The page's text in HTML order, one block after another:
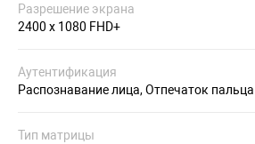
Разрешение экрана
2400 x 1080 FHD+
Аутентификация
Распознавание лица, Отпечаток пальца
Тип матрицы